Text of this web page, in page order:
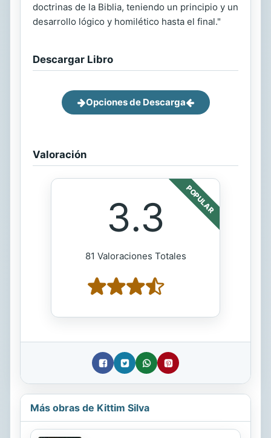
doctrinas de la Biblia, teniendo un principio y un
desarrollo lógico y homilético hasta el final."
Descargar Libro
Opciones de Descarga
Valoración
POPULAR
3.3
81 Valoraciones Totales
Más obras de Kittim Silva